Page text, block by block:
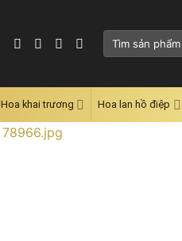
Tìm
Hoa khai trương Hoa lan hồ điệp